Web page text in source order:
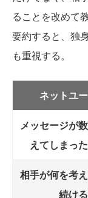
ることを改めて
要約すると、独
も重視する。
ネットユ
メッセージが
えてしまっ
相手が何を考
続け